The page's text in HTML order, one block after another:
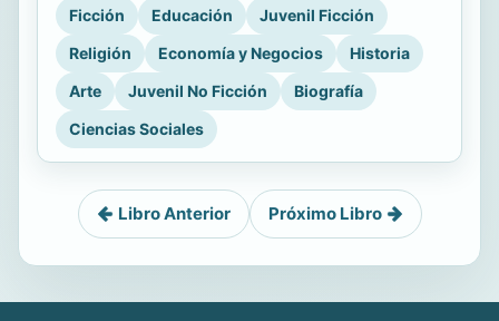
Ficción Educación
Juvenil Ficción
Religión
Economía y Negocios
Historia
Arte
Juvenil No Ficción
Biografía
Ciencias Sociales
Libro Anterior Próximo Libro